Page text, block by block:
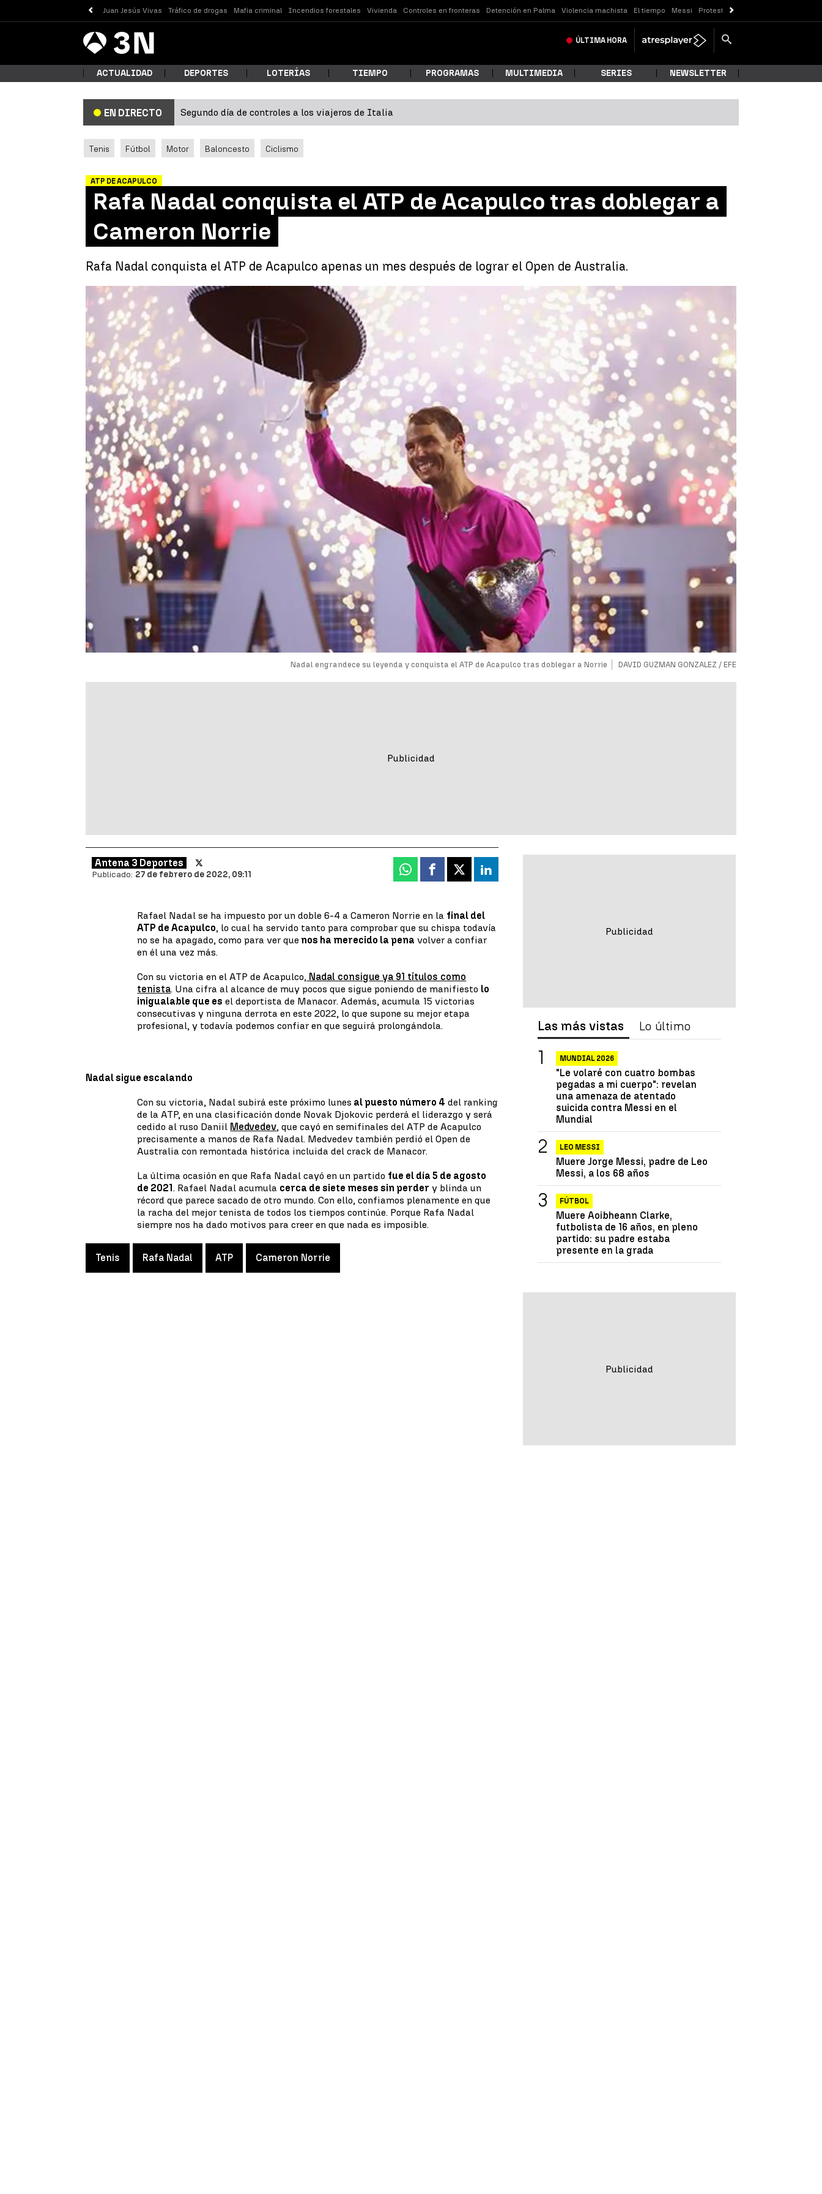
Juan Jesús Vivas Tráfico de drogas Mafia criminal Incendios forestales Vivienda Controles en fronteras Detención en Palma Violencia machista El tiempo Messi Protestas Sóller
Antena
3 Noticias ÚLTIMA HORA
¿Qué estás buscando?
ACTUALIDAD DEPORTES LOTERÍAS TIEMPO PROGRAMAS MULTIMEDIA SERIES NEWSLETTER
EN DIRECTO Segundo día de controles a los viajeros de Italia
Tenis Fútbol Motor Baloncesto Ciclismo
ATP DE ACAPULCO
Rafa Nadal conquista el ATP de Acapulco tras doblegar a
Cameron Norrie
Rafa Nadal conquista el ATP de Acapulco apenas un mes después de lograr el Open de Australia.
Nadal engrandece su leyenda y conquista el ATP de Acapulco tras doblegar a Norrie DAVID GUZMAN GONZALEZ / EFE
Antena 3 Deportes
Publicado: 27 de febrero de 2022, 09:11 Whatsapp
Facebook
X Linkedin
Rafael Nadal se ha impuesto por un doble 6-4 a Cameron Norrie en la final del
ATP de Acapulco, lo cual ha servido tanto para comprobar que su chispa todavía
no se ha apagado, como para ver que nos ha merecido la pena volver a confiar
en él una vez más.
Con su victoria en el ATP de Acapulco, Nadal consigue ya 91 títulos como
tenista. Una cifra al alcance de muy pocos que sigue poniendo de manifiesto lo
inigualable que es el deportista de Manacor. Además, acumula 15 victorias
consecutivas y ninguna derrota en este 2022, lo que supone su mejor etapa
profesional, y todavía podemos confiar en que seguirá prolongándola.
Nadal sigue escalando
Con su victoria, Nadal subirá este próximo lunes al puesto número 4 del ranking
de la ATP, en una clasificación donde Novak Djokovic perderá el liderazgo y será
cedido al ruso Daniil Medvedev, que cayó en semifinales del ATP de Acapulco
precisamente a manos de Rafa Nadal. Medvedev también perdió el Open de
Australia con remontada histórica incluida del crack de Manacor.
La última ocasión en que Rafa Nadal cayó en un partido fue el día 5 de agosto
de 2021. Rafael Nadal acumula cerca de siete meses sin perder y blinda un
récord que parece sacado de otro mundo. Con ello, confiamos plenamente en que
la racha del mejor tenista de todos los tiempos continúe. Porque Rafa Nadal
siempre nos ha dado motivos para creer en que nada es imposible.
Tenis Rafa Nadal ATP Cameron Norrie
Las más vistas Lo último
MUNDIAL 2026
"Le volaré con cuatro bombas
pegadas a mi cuerpo": revelan
una amenaza de atentado
suicida contra Messi en el
Mundial
LEO MESSI
Muere Jorge Messi, padre de Leo
Messi, a los 68 años
FÚTBOL
Muere Aoibheann Clarke,
futbolista de 16 años, en pleno
partido: su padre estaba
presente en la grada